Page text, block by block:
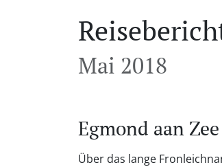
Mai 2018
Egmond aan Zee
Über das lange